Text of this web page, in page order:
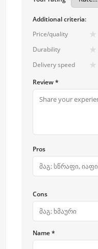
Additional criteria:
Price/quality
★
Durability ★
Delivery speed ★
Review *
Pros
Cons
Name *